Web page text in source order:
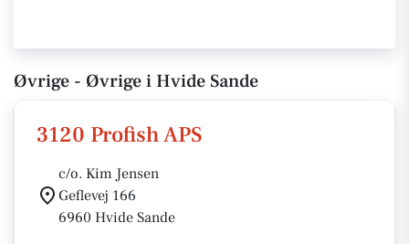
Øvrige - Øvrige i Hvide Sande
3120 Profish APS
c/o. Kim Jensen
Geflevej 166
6960 Hvide Sande